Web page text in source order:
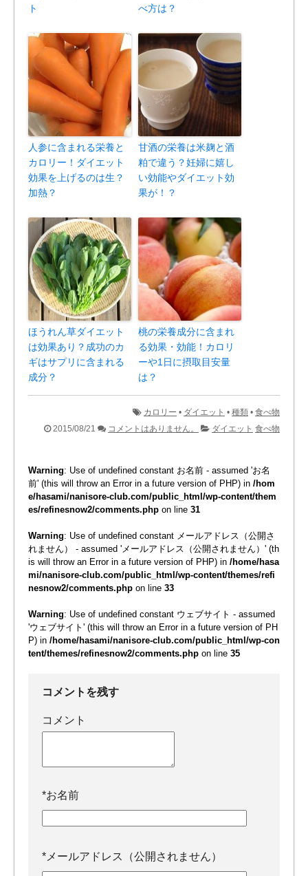
ト
べ方は？
人参に含まれる栄養と
カロリー！ダイエット
効果を上げるのは生？
加熱？
甘酒の栄養は米麹と酒
粕で違う？妊婦に嬉し
い効能やダイエット効
果が！？
ほうれん草ダイエット
は効果あり？成功のカ
ギはサプリに含まれる
成分？
桃の栄養成分に含まれ
る効果・効能！カロリ
ーや1日に摂取目安量
は？
カロリー • ダイエット • 種類 • 食べ物
2015/08/21
コメントはありません。 ダイエット 食べ物
Warning: Use of undefined constant お名前 - assumed 'お名
前' (this will throw an Error in a future version of PHP) in /hom
e/hasami/nanisore-club.com/public_html/wp-content/them
es/refinesnow2/comments.php on line 31
Warning: Use of undefined constant メールアドレス（公開さ
れません） - assumed 'メールアドレス（公開されません）' (th
is will throw an Error in a future version of PHP) in /home/hasa
mi/nanisore-club.com/public_html/wp-content/themes/refi
nesnow2/comments.php on line 33
Warning: Use of undefined constant ウェブサイト - assumed
'ウェブサイト' (this will throw an Error in a future version of PH
P) in /home/hasami/nanisore-club.com/public_html/wp-con
tent/themes/refinesnow2/comments.php on line 35
コメントを残す
コメント
*お名前
* メールアドレス（公開されません）